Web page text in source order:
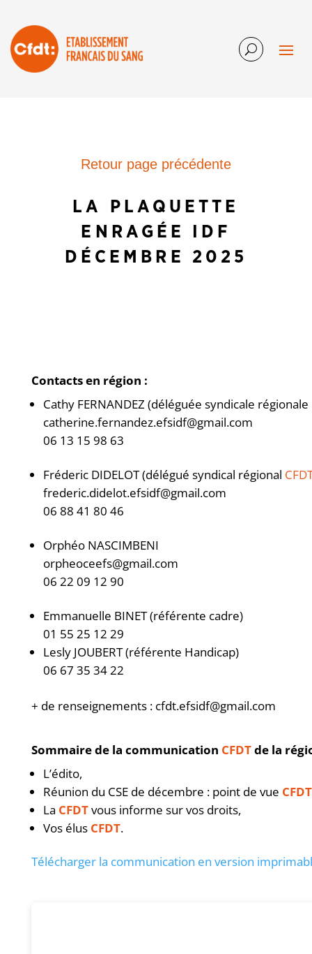
Retour page précédente
LA PLAQUETTE
ENRAGÉE IDF
DÉCEMBRE 2025
Contacts en région :
Cathy FERNANDEZ (déléguée syndicale régionale
catherine.fernandez.efsidf@gmail.com
06 13 15 98 63
Fréderic DIDELOT (délégué syndical régional
frederic.didelot.efsidf@gmail.com
06 88 41 80 46
Orphéo NASCIMBENI
orpheoceefs@gmail.com
06 22 09 12 90
Emmanuelle BINET (référente cadre)
01 55 25 12 29
Lesly JOUBERT (référente Handicap)
06 67 35 34 22
+ de renseignements : cfdt.efsidf@gmail.com
Sommaire de la communication CFDTde la
L’édito,
Réunion du CSE de décembre : point de vue CFDT
La CFDTvous informe sur vos droits,
Vos élus CFDT.
Télécharger la communication en version